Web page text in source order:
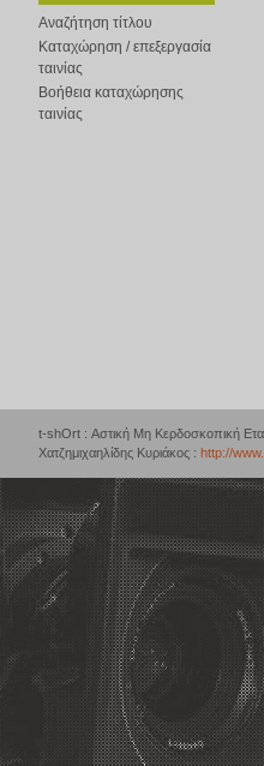
Αναζήτηση τίτλου
Καταχώρηση / επεξεργασία
ταινίας
Βοήθεια καταχώρησης
ταινίας
t-shOrt : Αστική Μη Κερδοσκοπική
Χατζημιχαηλίδης Κυριάκος : http://